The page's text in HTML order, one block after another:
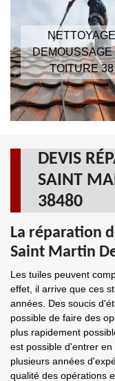
NETTOYAGE
DEMOUSSAGE
TOITURE 38
DEVIS
SAINT
38480
La réparation
Saint Martin
Les tuiles peuvent
effet, il arrive que ces
années. Des soucis
possible de faire des
plus rapidement
est possible d'entrer
plusieurs années
qualité des opérations